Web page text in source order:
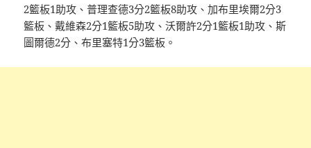
2籃板1助攻、普理查德3分2籃板8助攻、加布里埃爾2分3
籃板、戴維森2分1籃板5助攻、沃爾許2分1籃板1助攻、斯
圖爾德2分、布里塞特1分3籃板。